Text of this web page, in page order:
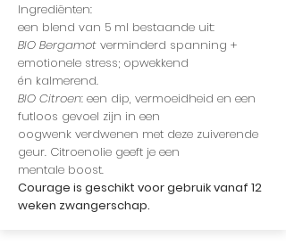
Ingrediënten:
een blend van 5 ml bestaande uit:
BIO Bergamot verminderd spanning +
emotionele stress; opwekkend
én kalmerend.
BIO Citroen: een dip, vermoeidheid en een
futloos gevoel zijn in een
oogwenk verdwenen met deze zuiverende
geur. Citroenolie geeft je een
mentale boost.
Courage is geschikt voor gebruik vanaf 12
weken zwangerschap.